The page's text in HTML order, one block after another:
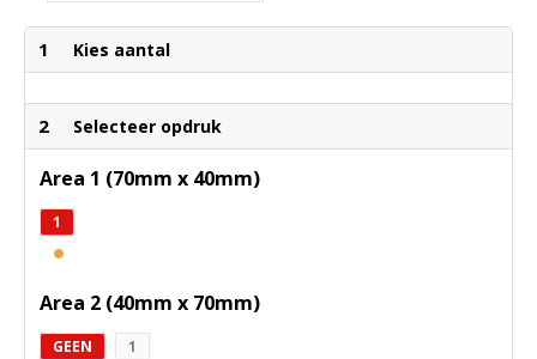
1 Kies aantal
2 Selecteer opdruk
Area 1 (70mm x 40mm)
1
Area 2 (40mm x 70mm)
GEEN 1